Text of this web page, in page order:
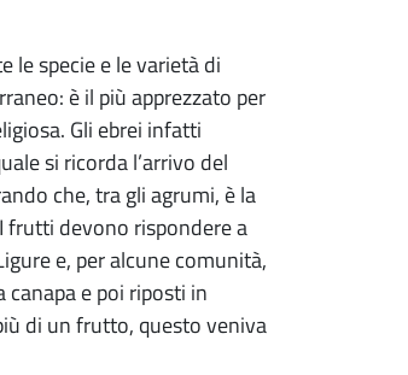
le specie e le varietà di
è il più apprezzato per
Gli ebrei infatti
si ricorda l’arrivo del
che, tra gli agrumi, è la
frutti devono rispondere a
e, per alcune comunità,
e poi riposti in
di un frutto, questo veniva